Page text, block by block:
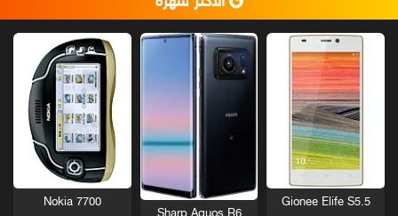
Gionee Elife S5.5
Nokia 7700